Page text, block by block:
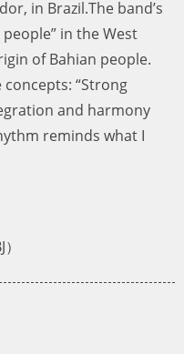
in Brazil.The band’s
in the West
of Bahian people.
“Strong
and harmony
reminds what I